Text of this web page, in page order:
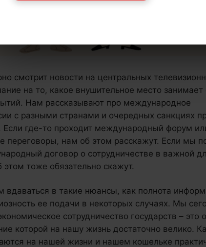
смотрит новости на центральных
на то, какое внушительное место занимает
Нам рассказывают про международное
с разными странами и очередных санкциях
Если где-то проходит международный форум
переговоры, нам об этом расскажут. Если мы
договор о сотрудничестве в важной
этом тоже обязательно скажут.
вдаваться в такие нюансы, как полнота
ее подачи в некоторых случаях. Мы
сотрудничество государств – это
которой на нашу жизнь достаточно велико.
на нашей жизни и нашем кошельке